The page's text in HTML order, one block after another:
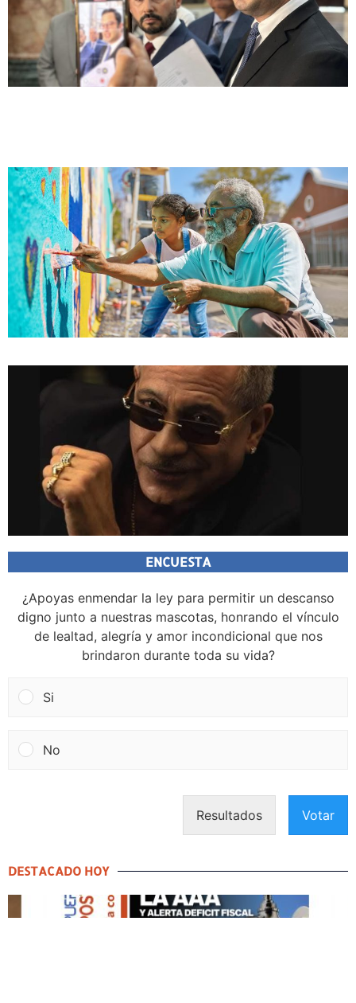
ENCUESTA
¿Apoyas enmendar la ley para permitir un descanso
digno junto a nuestras mascotas, honrando el vínculo
de lealtad, alegría y amor incondicional que nos
brindaron durante toda su vida?
Si
No
Resultados Votar
DESTACADO HOY